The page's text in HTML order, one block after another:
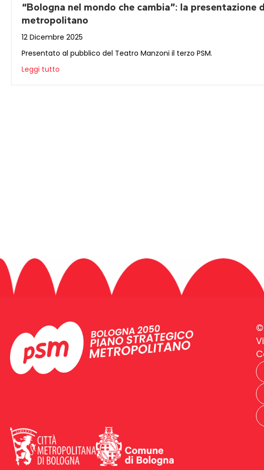
“Bologna nel mondo che cambia”: la
metropolitano
12 Dicembre 2025
Presentato al pubblico del Teatro Manzoni il terzo PSM.
Leggi tutto